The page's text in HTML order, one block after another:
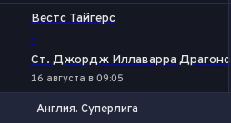
Вестс Тайгерс
-
Ст. Джордж Иллаварра Драгонс
16 августа в 09:05
Англия. Суперлига